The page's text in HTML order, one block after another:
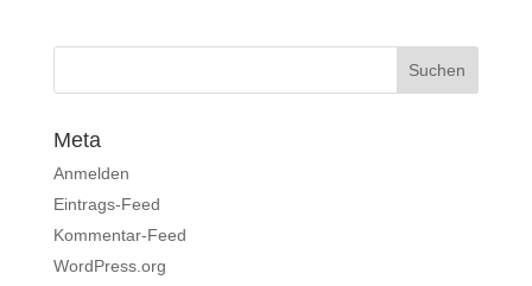
Meta
Anmelden
Eintrags-Feed
Kommentar-Feed
WordPress.org